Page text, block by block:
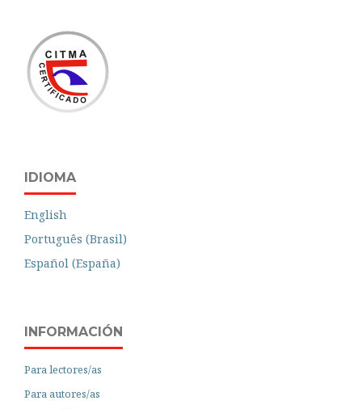
IDIOMA
English
Português (Brasil)
Español (España)
INFORMACIÓN
Para lectores/as
Para autores/as